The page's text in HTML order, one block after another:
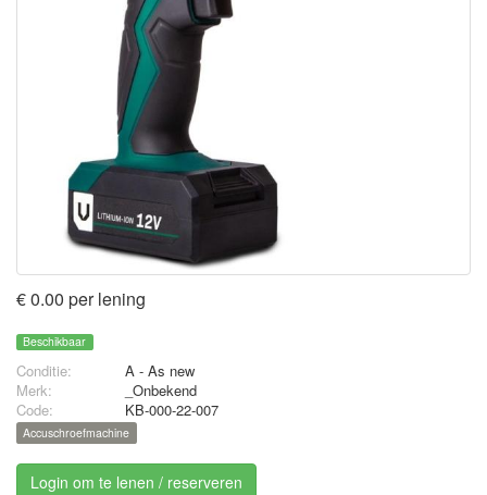
€ 0.00 per lening
Beschikbaar
Conditie:
A - As new
Merk:
_Onbekend
Code:
KB-000-22-007
Accuschroefmachine
Login om te lenen / reserveren